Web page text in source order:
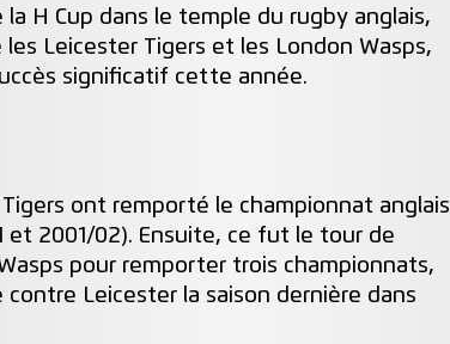
H Cup dans le temple du rugby anglais,
Leicester Tigers et les London Wasps,
significatif cette année.
ont remporté le championnat anglais
et 2001/02). Ensuite, ce fut le tour de
pour remporter trois championnats,
Leicester la saison dernière dans